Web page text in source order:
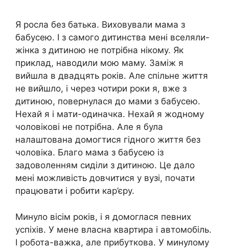
Я росла без батька. Виховували мама з
бабусею. І з самого дитинства мені вселяли-
жінка з дитиною не потрібна нікому. Як
приклад, наводили мою маму. Заміж я
вийшла в двадцять років. Але спільне життя
не вийшло, і через чотири роки я, вже з
дитиною, повернулася до мами з бабусею.
Нехай я і мати-одиначка. Нехай я жодному
чоловікові не потрібна. Але я була
налаштована домогтися гідного життя без
чоловіка. Благо мама з бабусею із
задоволенням сиділи з дитиною. Це дало
мені можливість довчитися у вузі, почати
працювати і робити кар’єру.
Минуло вісім років, і я домоглася певних
успіхів. У мене власна квартира і автомобіль.
І робота-важка, але прибуткова. У минулому